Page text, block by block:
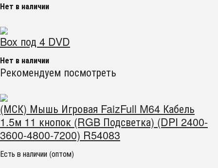
Нет в наличии
Box под 4 DVD
Нет в наличии
Рекомендуем посмотреть
(МСК) Мышь Игровая FaizFull M64 Кабель
1.5м 11 кнопок (RGB Подсветка) (DPI 2400-
3600-4800-7200) R54083
Есть в наличии (оптом)